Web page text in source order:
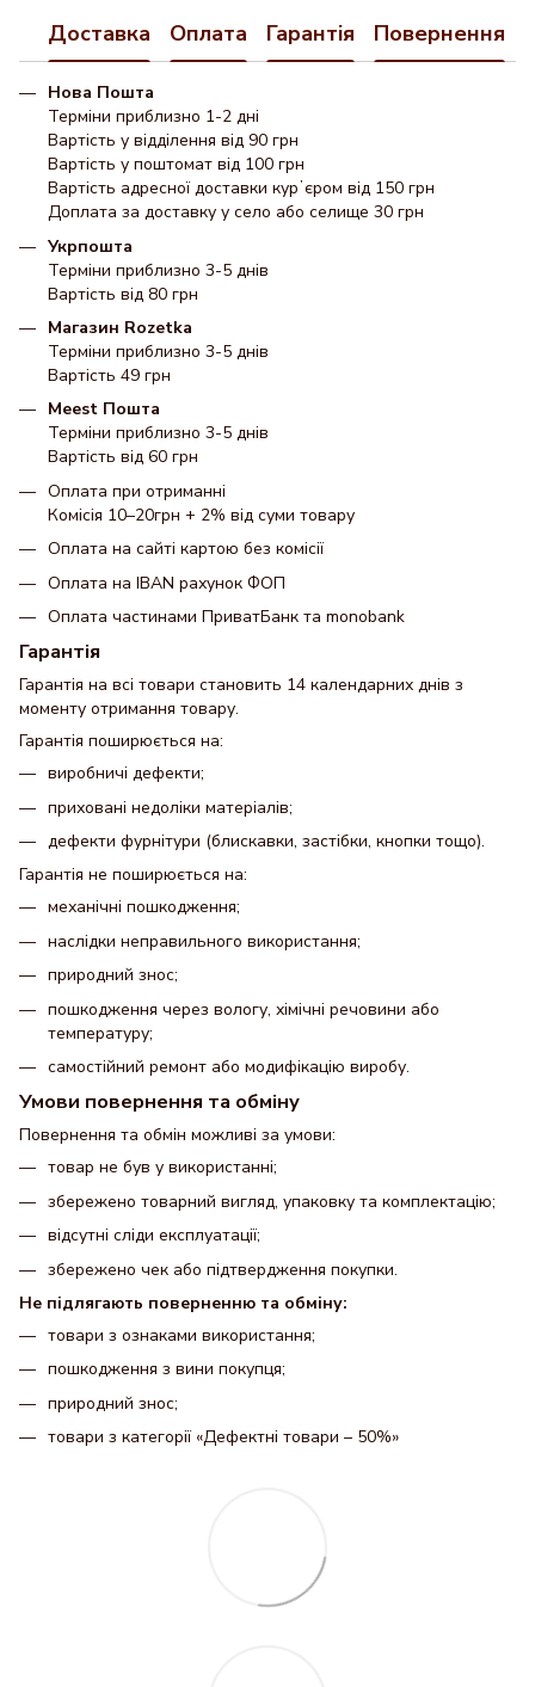
Доставка Оплата Гарантія Повернення
Нова Пошта
Терміни приблизно 1-2 дні
Вартість у відділення від 90 грн
Вартість у поштомат від 100 грн
Вартість адресної доставки курʼєром від 150 грн
Доплата за доставку у село або селище 30 грн
Укрпошта
Терміни приблизно 3-5 днів
Вартість від 80 грн
Магазин Rozetka
Терміни приблизно 3-5 днів
Вартість 49 грн
Meest Пошта
Терміни приблизно 3-5 днів
Вартість від 60 грн
Оплата при отриманні
Комісія 10–20грн + 2% від суми товару
Оплата на сайті картою без комісії
Оплата на IBAN рахунок ФОП
Оплата частинами ПриватБанк та monobank
Гарантія
Гарантія на всі товари становить 14 календарних днів з
моменту отримання товару.
Гарантія поширюється на:
виробничі дефекти;
приховані недоліки матеріалів;
дефекти фурнітури (блискавки, застібки, кнопки тощо).
Гарантія не поширюється на:
механічні пошкодження;
наслідки неправильного використання;
природний знос;
пошкодження через вологу, хімічні речовини або
температуру;
самостійний ремонт або модифікацію виробу.
Умови повернення та обміну
Повернення та обмін можливі за умови:
товар не був у використанні;
збережено товарний вигляд, упаковку та комплектацію;
відсутні сліди експлуатації;
збережено чек або підтвердження покупки.
Не підлягають поверненню та обміну:
товари з ознаками використання;
пошкодження з вини покупця;
природний знос;
товари з категорії «Дефектні товари – 50%»